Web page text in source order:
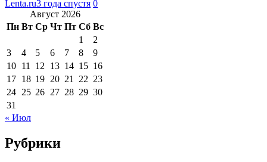
Lenta.ru3 года спустя 0
Август 2026
Пн Вт Ср Чт Пт Сб Вс
1
2
3
4 5 6 7 8
9
10 11 12 13 14 15 16
17 18 19 20 21 22 23
24 25 26 27 28 29 30
31
« Июл
Рубрики